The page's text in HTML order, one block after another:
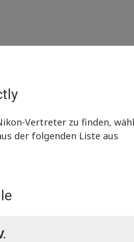
Vertreter zu finden,
der folgenden Liste aus